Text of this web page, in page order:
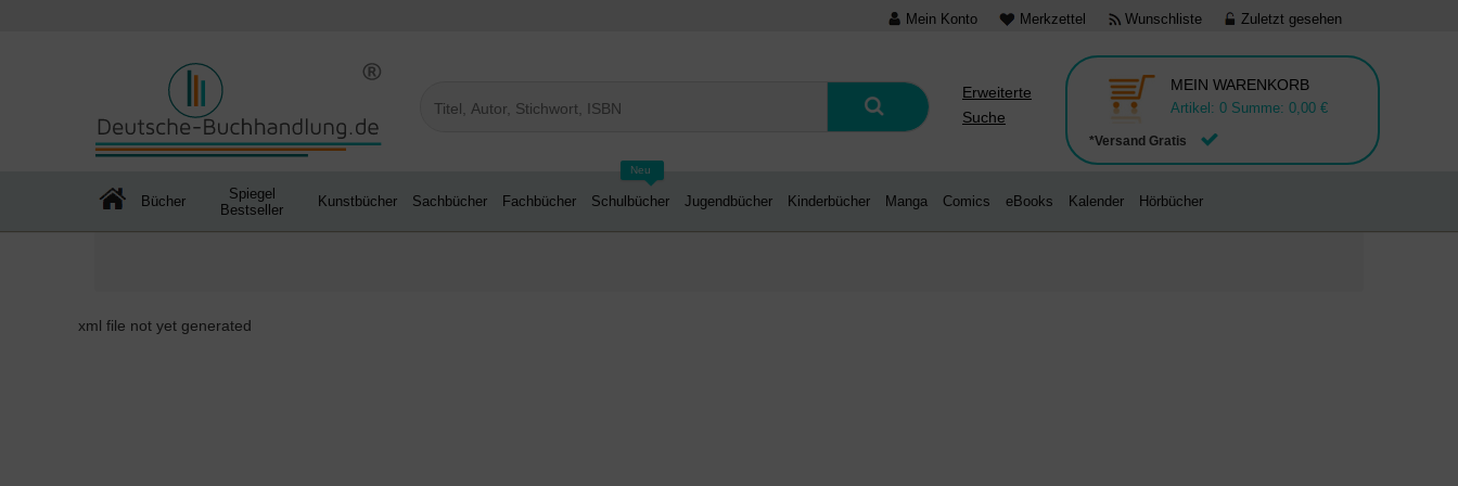
Mein Konto Merkzettel Wunschliste Zuletzt gesehen
Erweiterte
Suche
*Versand Gratis
MEIN WARENKORB
Artikel: 0 Summe: 0,00 €
Bücher
Spiegel
Bestseller
Kunstbücher Sachbücher Fachbücher
Neu
Schulbücher Jugendbücher Kinderbücher Manga Comics eBooks Kalender Hörbücher
xml file not yet generated